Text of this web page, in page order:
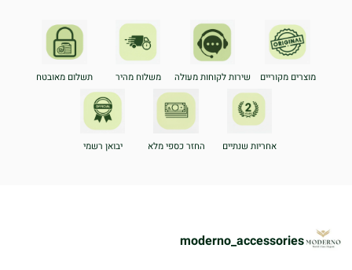
מוצרים מקוריים שירות לקוחות מעולה משלוח מהיר תשלום מאובטח
אחריות שנתיים החזר כספי מלא יבואן רשמי
moderno_accessories